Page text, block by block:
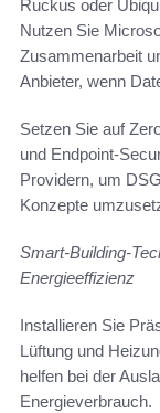
Ruckus oder
Nutzen Sie
Zusammenarbeit
Anbieter, wenn
Setzen Sie auf
und Endpoint-
Providern, um
Konzepte
Smart-Building-
Energieeffizienz
Installieren Sie
Lüftung und
helfen bei der
Energieverbrauch.